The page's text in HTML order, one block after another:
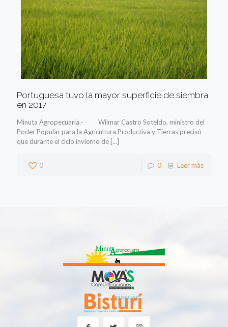
Portuguesa tuvo la mayor superficie de siembra
en 2017
Minuta Agropecuaria.- Wilmar Castro Soteldo, ministro del
Poder Popular para la Agricultura Productiva y Tierras precisó
que durante el ciclo invierno de […]
0 0 Leer más